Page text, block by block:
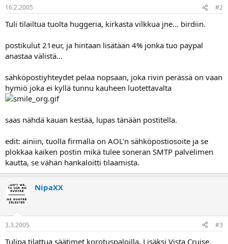
16.2.2005 #2
Tuli tilailtua tuolta huggeria, kirkasta vilkkua jne... birdiin.
postikulut 21eur, ja hintaan lisätään 4% jonka tuo paypal
anastaa välistä...
sähköpostiyhteydet pelaa nopsaan, joka rivin perässä on vaan
hymiö joka ei kyllä tunnu kauheen luotettavalta
saas nähdä kauan kestää, lupas tänään postitella.
edit: ainiin, tuolla firmalla on AOL'n sähköpostiosoite ja se
plokkaa kaiken postin mikä tulee soneran SMTP palvelimen
kautta, se vähän hankaloitti tilaamista.
NipaXX
3.3.2005 #3
Tulipa tilattua säätimet korotuspaloilla. Lisäksi Vista Cruise.